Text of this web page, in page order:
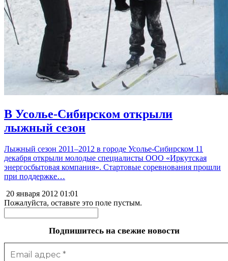
В Усолье-Сибирском открыли
лыжный сезон
Лыжный сезон 2011–2012 в городе Усолье-Сибирском 11
декабря открыли молодые специалисты ООО «Иркутская
энергосбытовая компания». Стартовые соревнования прошли
при поддержке…
20 января 2012 01:01
Пожалуйста, оставьте это поле пустым.
Подпишитесь на свежие новости